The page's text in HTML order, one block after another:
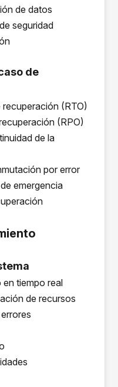
de datos
seguridad
de
(RTO)
(RPO)
de la
por error
emergencia
en tiempo real
de recursos